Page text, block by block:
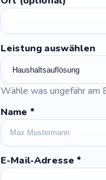
Leistung auswählen
Wähle was ungefähr am
Name *
E-Mail-Adresse *